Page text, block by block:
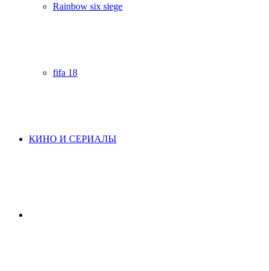
Rainbow six siege
fifa 18
КИНО И СЕРИАЛЫ